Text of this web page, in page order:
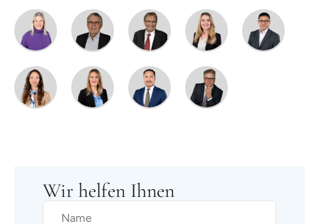
Wir helfen Ihnen